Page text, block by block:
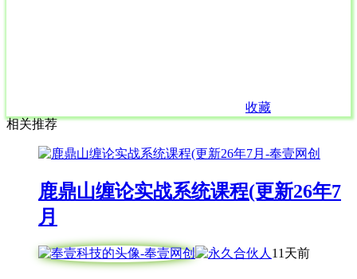
收藏
相关推荐
鹿鼎山缠论实战系统课程(更新26年7
月
11天前